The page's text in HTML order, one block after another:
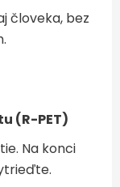
človeka, bez
(R-PET)
Na konci